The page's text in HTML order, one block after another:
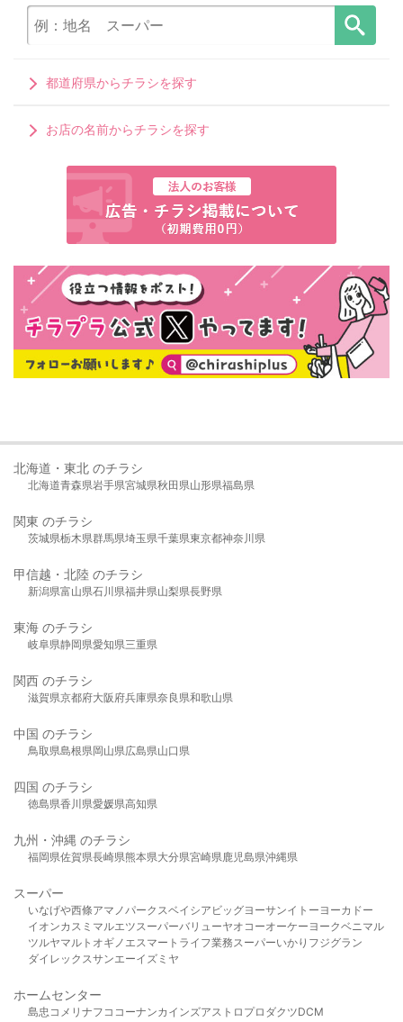
都道府県からチラシを探す
お店の名前からチラシを探す
北海道・東北 のチラシ
北海道青森県岩手県宮城県秋田県山形県福島県
関東 のチラシ
茨城県栃木県群馬県埼玉県千葉県東京都神奈川県
甲信越・北陸 のチラシ
新潟県富山県石川県福井県山梨県長野県
東海 のチラシ
岐阜県静岡県愛知県三重県
関西 のチラシ
滋賀県京都府大阪府兵庫県奈良県和歌山県
中国 のチラシ
鳥取県島根県岡山県広島県山口県
四国 のチラシ
徳島県香川県愛媛県高知県
九州・沖縄 のチラシ
福岡県佐賀県長崎県熊本県大分県宮崎県鹿児島県沖縄県
スーパー
いなげや西條アマノパークスベイシア ビッグヨーサンイトーヨーカドー
イオンカスミ マルエツスーパーバリューヤオコーオーケー ヨークベニマル
ツルヤマルト オギノ エスマート ライフ業務スーパーいかり フジグラン
ダイレックスサンエーイズミヤ
ホームセンター
島忠 コメリ ナフコ コーナンカインズアストロプロダクツDCM